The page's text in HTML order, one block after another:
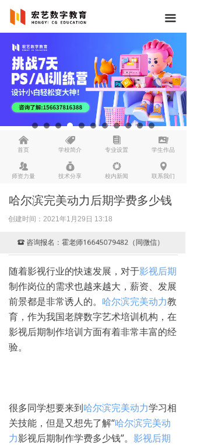
낀
首页
뀄
学校简介
뀴
专业设置
끡
学生作品
뀡
师资力量
낐
技术分享
넆
校内新闻
넹
联系我们
끀
哈尔滨完美动力后期学费多少钱
创建时间： 2021年1月29日 13:18
随着影视行业的快速发展，对于影视后期
制作岗位的需求也越来越大，薪资、发展
前景都是非常诱人的。 哈尔滨完美动力教
育，作为我国老牌数字艺术培训机构，在
影视后期制作培训方面有着非常丰富的经
验。
很多同学想要来到哈尔滨完美动力学习相
关技能，但是又想先了解“哈尔滨完美动
力影视后期制作学费多少钱”。 影视后期
뀰 咨询报名：霍老师16645079482（同微信）